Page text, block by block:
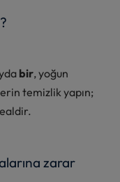
bir, yoğun
temizlik yapın;
zarar